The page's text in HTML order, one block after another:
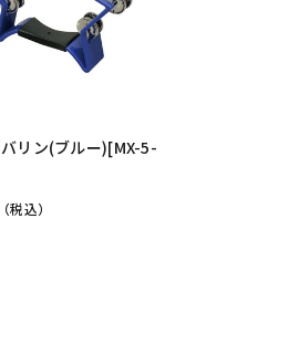
リン(ブルー)[MX-5-
（税込）